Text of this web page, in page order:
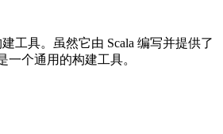
工具。虽然它由 Scala 编写并提供了
一个通用的构建工具。